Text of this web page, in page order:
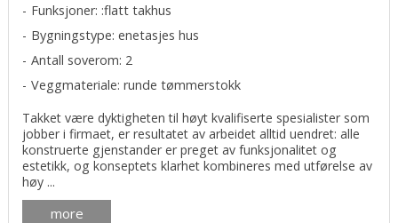
Funksjoner: :flatt takhus
Bygningstype: enetasjes hus
Antall soverom: 2
Veggmateriale: runde tømmerstokk
Takket være dyktigheten til høyt kvalifiserte spesialister som
jobber i firmaet, er resultatet av arbeidet alltid uendret: alle
konstruerte gjenstander er preget av funksjonalitet og
estetikk, og konseptets klarhet kombineres med utførelse av
høy ...
more